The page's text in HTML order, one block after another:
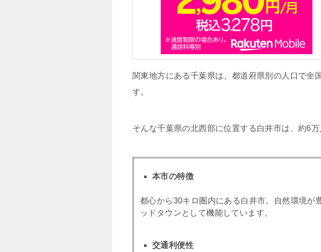
関東地方にある千葉県は、 都道府県別の人口で全
す。
そんな千葉県の北西部に位置する白井市は、約6万
本市の特徴
都心から30キロ圏内にある白井市。自然環境が
ッドタウンとして機能しています。
交通利便性